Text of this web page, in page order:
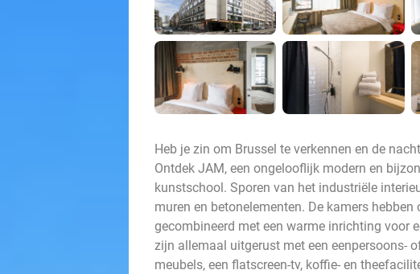
Heb je zin om Brussel te verkennen en de
Ontdek JAM, een ongelooflijk modern en
kunstschool. Sporen van het industriële
muren en betonelementen. De kamers
gecombineerd met een warme inrichting voor
zijn allemaal uitgerust met een eenpersoons-
meubels, een flatscreen-tv, koffie- en